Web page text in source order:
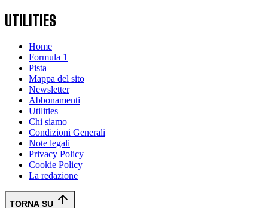
UTILITIES
Home
Formula 1
Pista
Mappa del sito
Newsletter
Abbonamenti
Utilities
Chi siamo
Condizioni Generali
Note legali
Privacy Policy
Cookie Policy
La redazione
TORNA SU